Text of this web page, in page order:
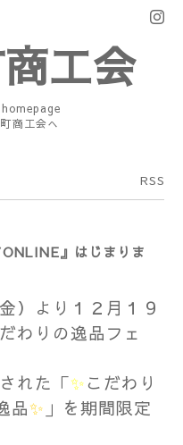
工会
商工会へ
RSS
ONLINE』はじまりま
）より１２月１９
わりの逸品フェ
れた「✨こだわり
品✨ 」を期間限定